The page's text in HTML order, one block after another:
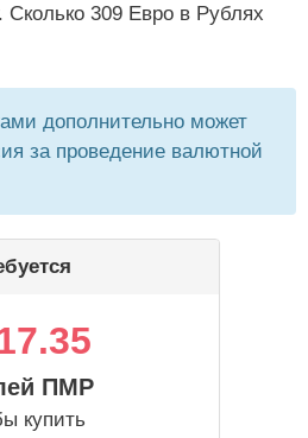
Сколько 309 Евро в Рублях
дополнительно может
за проведение валютной
ПМР
купить